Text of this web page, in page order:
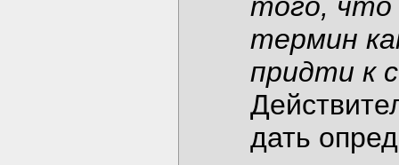
термин
придти к
дать